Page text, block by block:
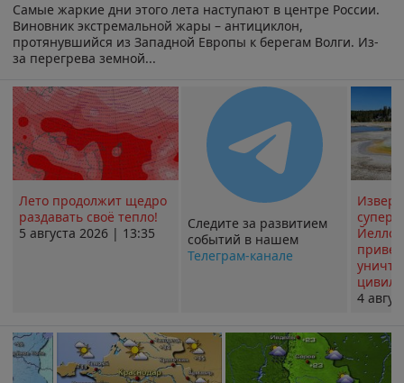
Самые жаркие дни этого лета наступают в центре России.
Виновник экстремальной жары – антициклон,
протянувшийся из Западной Европы к берегам Волги. Из-
за перегрева земной...
Лето продолжит щедро
раздавать своё тепло!
5 августа 2026 | 13:35
Следите за развитием
событий в нашем
Телеграм-канале
4